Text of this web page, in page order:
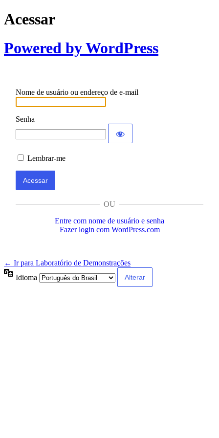
Acessar
Powered by WordPress
Nome de usuário ou endereço de e-mail
Senha
Lembrar-me
OU
Entre com nome de usuário e senha
Fazer login com WordPress.com
← Ir para Laboratório de Demonstrações
Idioma